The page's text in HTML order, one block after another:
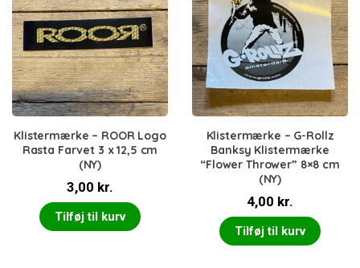
Klistermærke – ROOR Logo
Rasta Farvet 3 x 12,5 cm
(NY)
3,00 kr.
Tilføj til kurv
Klistermærke – G-Rollz
Banksy Klistermærke
“Flower Thrower” 8×8 cm
(NY)
4,00 kr.
Tilføj til kurv